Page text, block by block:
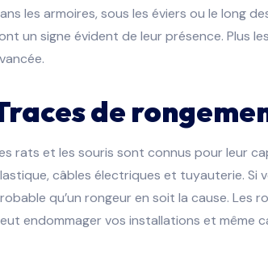
les armoires, sous les éviers ou le long
un signe évident de leur présence. Plus
de
rats et les souris sont connus pour leur
câbles électriques et tuyauterie. Si
qu’un rongeur en soit la cause. Les
endommager vos installations et même